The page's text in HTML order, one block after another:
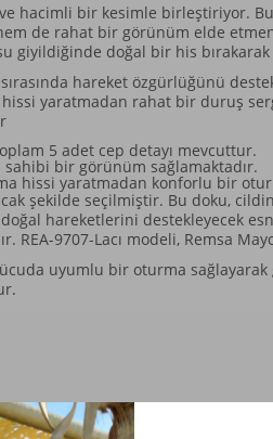
hacimli bir kesimle birleştiriyor.
de rahat bir görünüm elde
giyildiğinde doğal bir his
hareket özgürlüğünü
yaratmadan rahat bir duruş
5 adet cep detayı mevcuttur.
bir görünüm sağlamaktadır.
hissi yaratmadan konforlu bir
şekilde seçilmiştir. Bu doku,
hareketlerini destekleyecek
9707-Lacı modeli, Remsa
uyumlu bir oturma